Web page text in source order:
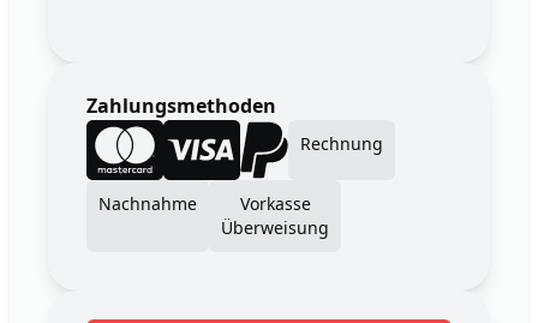
Zahlungsmethoden
Rechnung
Nachnahme
Vorkasse
Überweisung